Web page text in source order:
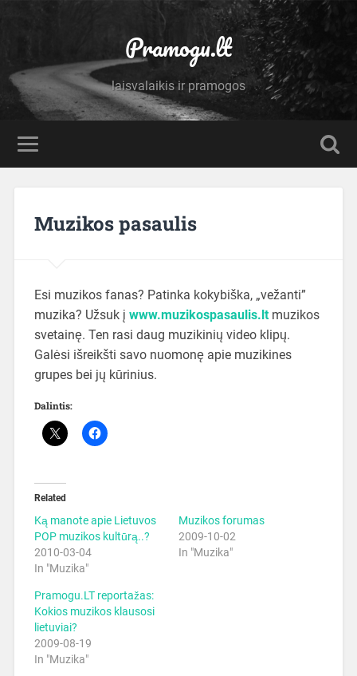
Pramogu.lt
laisvalaikis ir pramogos
Muzikos pasaulis
Esi muzikos fanas? Patinka kokybiška, „vežanti”
muzika? Užsuk į www.muzikospasaulis.ltmuzikos
svetainę. Ten rasi daug muzikinių video klipų.
Galėsi išreikšti savo nuomonę apie muzikines
grupes bei jų kūrinius.
Dalintis:
Related
Ką manote apie Lietuvos
POP muzikos kultūrą..?
2010-03-04
In "Muzika"
Muzikos forumas
2009-10-02
In "Muzika"
Pramogu.LT reportažas:
Kokios muzikos klausosi
lietuviai?
2009-08-19
In "Muzika"